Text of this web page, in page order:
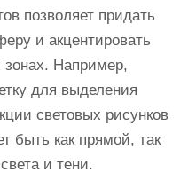
позволяет придать
и акцентировать
зонах. Например,
для выделения
световых рисунков
быть как прямой, так
и тени.